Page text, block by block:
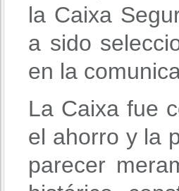
la Caixa
a sido
en la
La Caixa fue
el ahorro y la
parecer